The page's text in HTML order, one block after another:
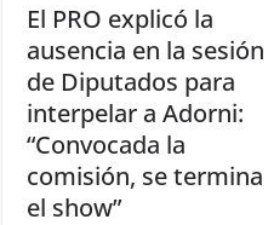
El PRO explicó la
ausencia en la sesión
de Diputados para
interpelar a Adorni:
“Convocada la
comisión, se termina
el show”